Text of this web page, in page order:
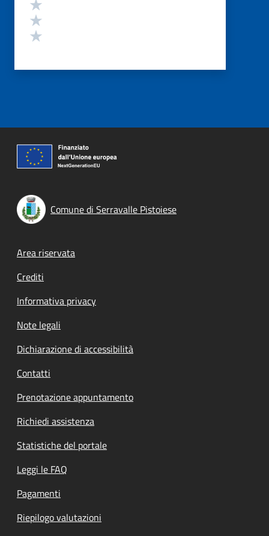
Comune di Serravalle Pistoiese
Footer menu
Area riservata
Crediti
Informativa privacy
Note legali
Dichiarazione di accessibilità
Contatti
Prenotazione appuntamento
Richiedi assistenza
Statistiche del portale
Leggi le FAQ
Pagamenti
Riepilogo valutazioni